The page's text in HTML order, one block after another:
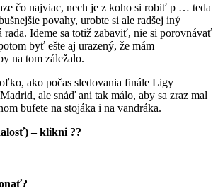
čo najviac, nech je z koho si robiť p … teda
povahy, urobte si ale radšej iný
Ideme sa totiž zabaviť, nie si porovnávať
byť ešte aj urazený, že mám
na tom záležalo.
ako počas sledovania finále Ligy
ale snáď ani tak málo, aby sa zraz mal
bufete na stojáka i na vandráka.
– klikni ??